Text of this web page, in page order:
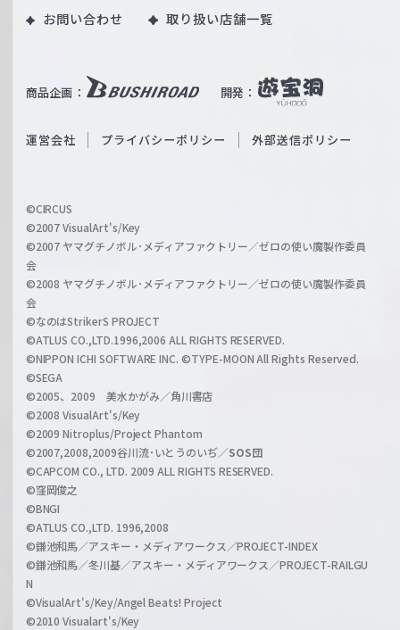
W
ß
c
a
r
z
商品企画： 開発：
u
b
O
i
l
h
a
n
l
お問い合わせ 取り扱い店舗一覧
運営会社 プライバシーポリシー 外部送信ポリシー
©CIRCUS
©2007 VisualArt's/Key
©2007 ヤマグチノボル･メディアファクトリー／ゼロの使い魔製作委員
会
©2008 ヤマグチノボル･メディアファクトリー／ゼロの使い魔製作委員
会
©なのはStrikerS PROJECT
©ATLUS CO.,LTD.1996,2006 ALL RIGHTS RESERVED.
©NIPPON ICHI SOFTWARE INC. ©TYPE-MOON All Rights Reserved.
©SEGA
©2005、2009 美水かがみ／角川書店
©2008 VisualArt's/Key
©2009 Nitroplus/Project Phantom
©2007,2008,2009谷川流･いとうのいぢ／SOS団
©CAPCOM CO., LTD. 2009 ALL RIGHTS RESERVED.
©窪岡俊之
©BNGI
©ATLUS CO.,LTD. 1996,2008
©鎌池和馬／アスキー・メディアワークス／PROJECT-INDEX
©鎌池和馬／冬川基／アスキー・メディアワークス／PROJECT-RAILGU
N
©VisualArt's/Key/Angel Beats! Project
©2010 Visualart's/Key